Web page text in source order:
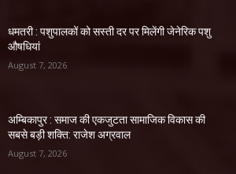
धमतरी : पशुपालकों को सस्ती दर पर मिलेंगी जेनेरिक पशु
औषधियां
August 7, 2026
अम्बिकापुर : समाज की एकजुटता सामाजिक विकास की
सबसे बड़ी शक्ति: राजेश अग्रवाल
August 7, 2026